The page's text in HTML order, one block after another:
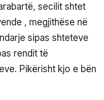
secilit shtet
, megjithëse në
sipas shteteve
rendit të
Pikërisht kjo e bën